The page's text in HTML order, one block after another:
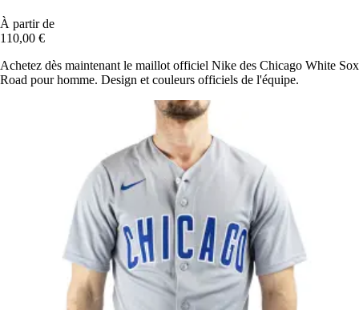
À partir de
110,00 €
Achetez dès maintenant le maillot officiel Nike des Chicago White Sox
Road pour homme. Design et couleurs officiels de l'équipe.